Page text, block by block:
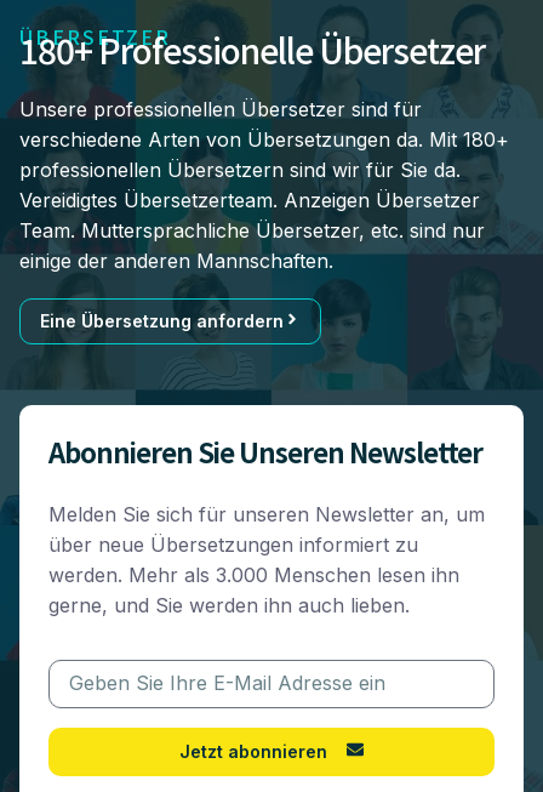
ÜBERSETZER
180+ Professionelle Übersetzer
Unsere professionellen Übersetzer sind für
verschiedene Arten von Übersetzungen da. Mit 180+
professionellen Übersetzern sind wir für Sie da.
Vereidigtes Übersetzerteam. Anzeigen Übersetzer
Team. Muttersprachliche Übersetzer, etc. sind nur
einige der anderen Mannschaften.
Eine Übersetzung anfordern
Abonnieren Sie Unseren Newsletter
Melden Sie sich für unseren Newsletter an, um
über neue Übersetzungen informiert zu
werden. Mehr als 3.000 Menschen lesen ihn
gerne, und Sie werden ihn auch lieben.
Jetzt abonnieren